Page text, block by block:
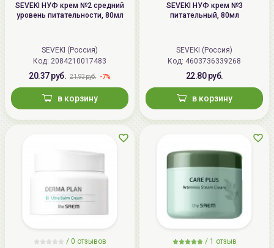
SEVEKI НУФ крем №2 средний
уровень питательности, 80мл
SEVEKI (Россия)
Код: 2084210017483
20.37 руб. 21.93 руб. -7%
в корзину
SEVEKI НУФ крем №3
питательный, 80мл
SEVEKI (Россия)
Код: 4603736339268
22.80 руб.
в корзину
/ 0 отзывов
/ 1 отзыв